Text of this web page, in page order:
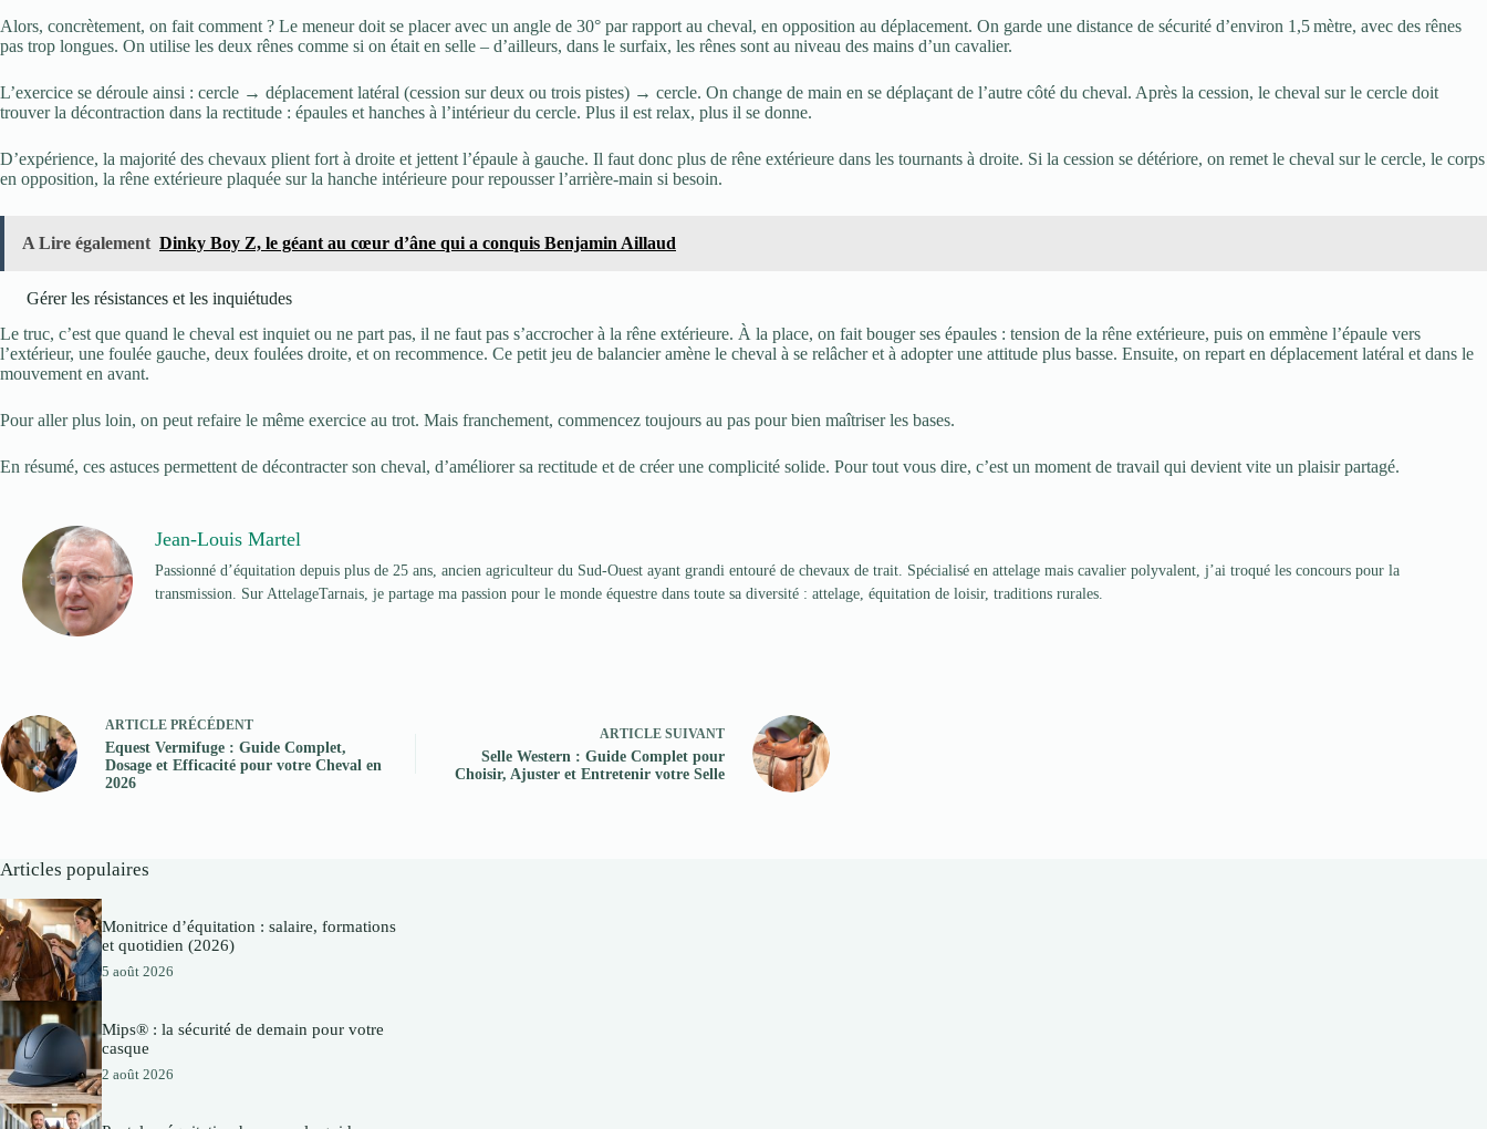
Alors, concrètement, on fait comment ? Le meneur doit se placer avec un angle de 30° par rapport au cheval, en opposition au déplacement. On garde une distance de sécurité d’environ 1,5 mètre, avec des rênes
pas trop longues. On utilise les deux rênes comme si on était en selle – d’ailleurs, dans le surfaix, les rênes sont au niveau des mains d’un cavalier.
L’exercice se déroule ainsi : cercle → déplacement latéral (cession sur deux ou trois pistes) → cercle. On change de main en se déplaçant de l’autre côté du cheval. Après la cession, le cheval sur le cercle doit
trouver la décontraction dans la rectitude : épaules et hanches à l’intérieur du cercle. Plus il est relax, plus il se donne.
D’expérience, la majorité des chevaux plient fort à droite et jettent l’épaule à gauche. Il faut donc plus de rêne extérieure dans les tournants à droite. Si la cession se détériore, on remet le cheval sur le cercle, le corps
en opposition, la rêne extérieure plaquée sur la hanche intérieure pour repousser l’arrière-main si besoin.
A Lire également Dinky Boy Z, le géant au cœur d’âne qui a conquis Benjamin Aillaud
Gérer les résistances et les inquiétudes
Le truc, c’est que quand le cheval est inquiet ou ne part pas, il ne faut pas s’accrocher à la rêne extérieure. À la place, on fait bouger ses épaules : tension de la rêne extérieure, puis on emmène l’épaule vers
l’extérieur, une foulée gauche, deux foulées droite, et on recommence. Ce petit jeu de balancier amène le cheval à se relâcher et à adopter une attitude plus basse. Ensuite, on repart en déplacement latéral et dans le
mouvement en avant.
Pour aller plus loin, on peut refaire le même exercice au trot. Mais franchement, commencez toujours au pas pour bien maîtriser les bases.
En résumé, ces astuces permettent de décontracter son cheval, d’améliorer sa rectitude et de créer une complicité solide. Pour tout vous dire, c’est un moment de travail qui devient vite un plaisir partagé.
Jean-Louis Martel
Passionné d’équitation depuis plus de 25 ans, ancien agriculteur du Sud-Ouest ayant grandi entouré de chevaux de trait. Spécialisé en attelage mais cavalier polyvalent, j’ai troqué les concours pour la
transmission. Sur AttelageTarnais, je partage ma passion pour le monde équestre dans toute sa diversité : attelage, équitation de loisir, traditions rurales.
ARTICLE PRÉCÉDENT
Equest Vermifuge : Guide Complet,
Dosage et Efficacité pour votre Cheval en
2026
ARTICLE SUIVANT
Selle Western : Guide Complet pour
Choisir, Ajuster et Entretenir votre Selle
Articles populaires
Monitrice d’équitation : salaire, formations
et quotidien (2026)
5 août 2026
Mips® : la sécurité de demain pour votre
casque
2 août 2026